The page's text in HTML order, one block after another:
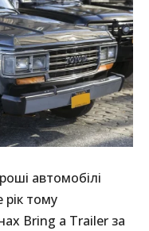
автомобілі
тому
Bring a Trailer за